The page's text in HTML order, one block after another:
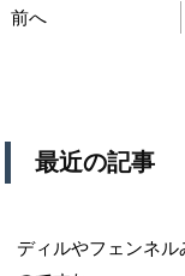
前へ
最近の記事
ディルやフェンネ